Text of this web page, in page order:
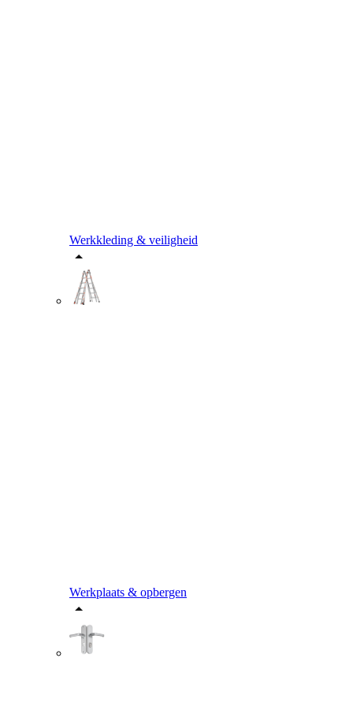
Werkkleding & veiligheid
Werkplaats & opbergen